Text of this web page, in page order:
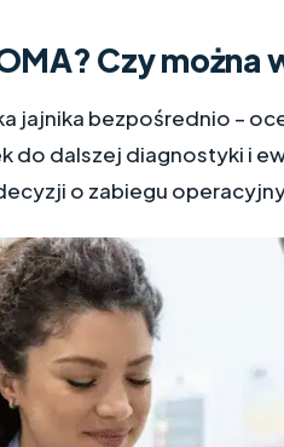
Czy można
jajnika bezpośrednio –
do dalszej diagnostyki i
o zabiegu